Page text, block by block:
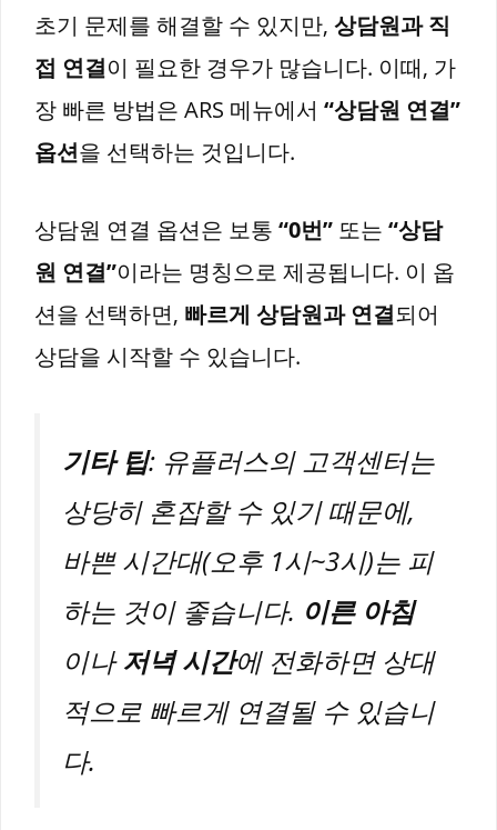
초기 문제를 해결할 수 있지만, 상담원과 직
접 연결이 필요한 경우가 많습니다. 이때, 가
장 빠른 방법은 ARS 메뉴에서 “상담원 연결”
옵션을 선택하는 것입니다.
상담원 연결 옵션은 보통 “0번” 또는 “상담
원 연결”이라는 명칭으로 제공됩니다. 이 옵
션을 선택하면, 빠르게 상담원과 연결되어
상담을 시작할 수 있습니다.
기타 팁: 유플러스의 고객센터는
상당히 혼잡할 수 있기 때문에,
바쁜 시간대(오후 1시~3시)는 피
하는 것이 좋습니다. 이른 아침
이나저녁 시간에 전화하면 상대
적으로 빠르게 연결될 수 있습니
다.